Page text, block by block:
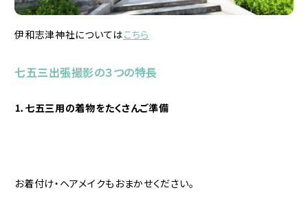
伊和志津神社についてはこちら
七五三出張撮影の３つの特長
⒈七五三用の着物をたくさんご準備
お着付け・ヘアメイクもおまかせください。